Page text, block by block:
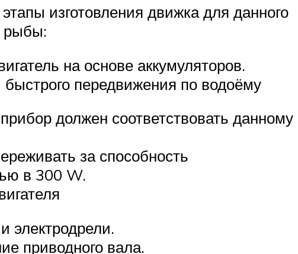
изготовления движка для данного
рыбы:
на основе аккумуляторов.
передвижения по водоёму
должен соответствовать данному
за способность
в 300 W.
электродрели.
приводного вала.